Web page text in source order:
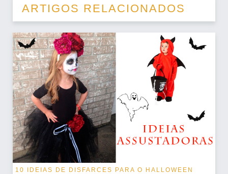
ARTIGOS RELACIONADOS
10 IDEIAS DE DISFARCES PARA O HALLOWEEN